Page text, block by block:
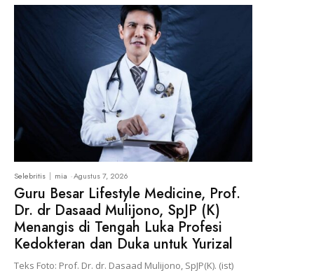
Selebritis mia -Agustus 7, 2026
Guru Besar Lifestyle Medicine, Prof.
Dr. dr Dasaad Mulijono, SpJP (K)
Menangis di Tengah Luka Profesi
Kedokteran dan Duka untuk Yurizal
Teks Foto: Prof. Dr. dr. Dasaad Mulijono, SpJP(K). (ist)